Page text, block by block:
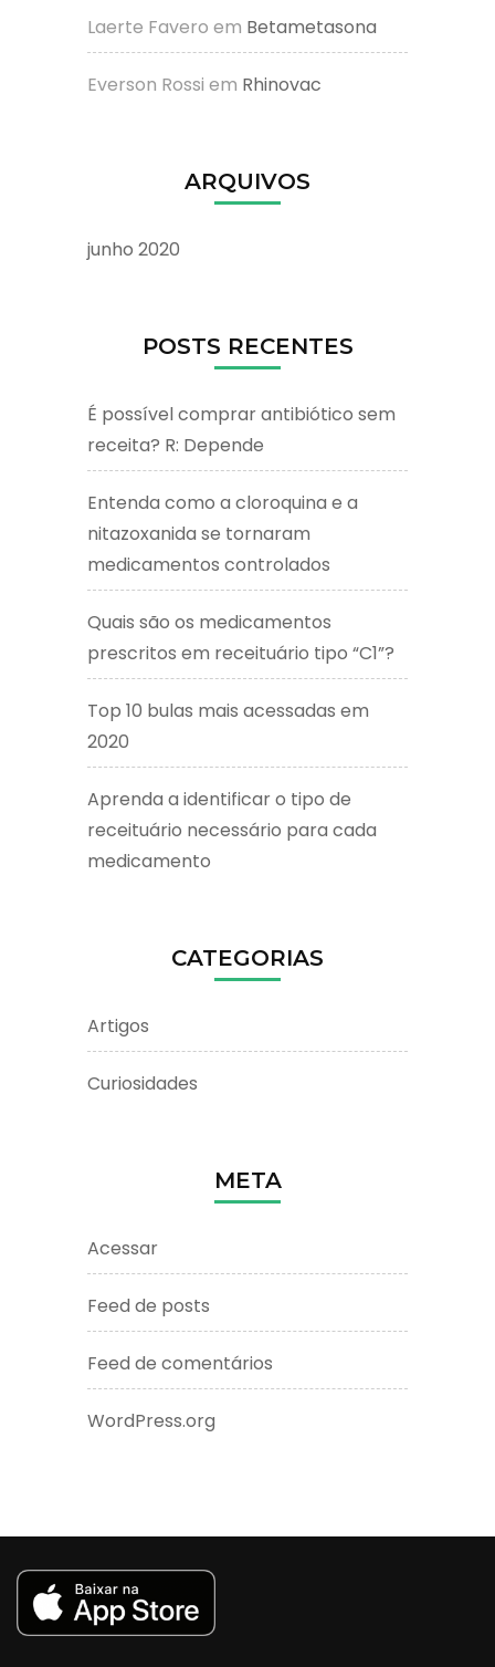
Laerte Favero em Betametasona
Everson Rossi em Rhinovac
ARQUIVOS
junho 2020
POSTS RECENTES
É possível comprar antibiótico sem
receita? R: Depende
Entenda como a cloroquina e a
nitazoxanida se tornaram
medicamentos controlados
Quais são os medicamentos
prescritos em receituário tipo “C1”?
Top 10 bulas mais acessadas em
2020
Aprenda a identificar o tipo de
receituário necessário para cada
medicamento
CATEGORIAS
Artigos
Curiosidades
META
Acessar
Feed de posts
Feed de comentários
WordPress.org